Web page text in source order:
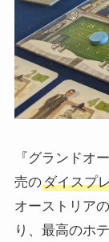
『グランドオ
売のダイスプ
オーストリア
り、最高のホ